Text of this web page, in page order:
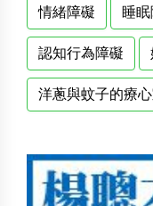
情緒障礙 睡
認知行為障礙
洋蔥與蚊子的療